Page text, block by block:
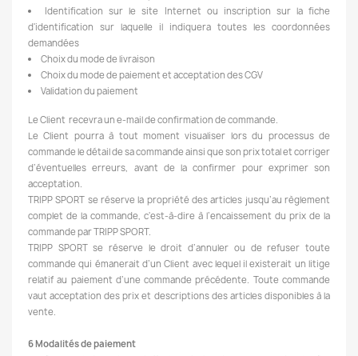
Identification sur le site Internet ou inscription sur la fiche
d'identification sur laquelle il indiquera toutes les coordonnées
demandées
Choix du mode de livraison
Choix du mode de paiement et acceptation des CGV
Validation du paiement
Le Client recevra un e-mail de confirmation de commande.
Le Client pourra à tout moment visualiser lors du processus de
commande le détail de sa commande ainsi que son prix total et corriger
d’éventuelles erreurs, avant de la confirmer pour exprimer son
acceptation.
TRIPP SPORT se réserve la propriété des articles jusqu’au règlement
complet de la commande, c'est-à-dire à l’encaissement du prix de la
commande par TRIPP SPORT.
TRIPP SPORT se réserve le droit d’annuler ou de refuser toute
commande qui émanerait d’un Client avec lequel il existerait un litige
relatif au paiement d’une commande précédente. Toute commande
vaut acceptation des prix et descriptions des articles disponibles à la
vente.
6 Modalités de paiement